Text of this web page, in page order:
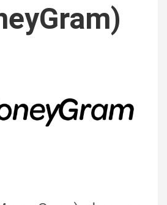
(MoneyGram)